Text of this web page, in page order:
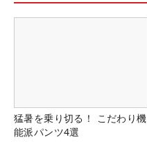
猛暑を乗り切る！ こだわり機
能派パンツ4選